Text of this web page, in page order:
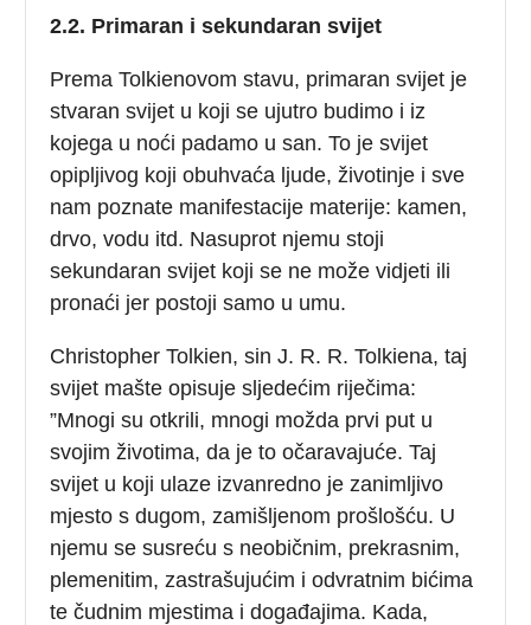
2.2. Primaran i sekundaran svijet
Prema Tolkienovom stavu, primaran svijet je
stvaran svijet u koji se ujutro budimo i iz
kojega u noći padamo u san. To je svijet
opipljivog koji obuhvaća ljude, životinje i sve
nam poznate manifestacije materije: kamen,
drvo, vodu itd. Nasuprot njemu stoji
sekundaran svijet koji se ne može vidjeti ili
pronaći jer postoji samo u umu.
Christopher Tolkien, sin J. R. R. Tolkiena, taj
svijet mašte opisuje sljedećim riječima:
”Mnogi su otkrili, mnogi možda prvi put u
svojim životima, da je to očaravajuće. Taj
svijet u koji ulaze izvanredno je zanimljivo
mjesto s dugom, zamišljenom prošlošću. U
njemu se susreću s neobičnim, prekrasnim,
plemenitim, zastrašujućim i odvratnim bićima
te čudnim mjestima i događajima. Kada,